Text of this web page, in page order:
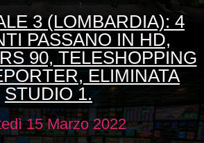
3 (LOMBARDIA): 4
PASSANO IN HD,
90, TELESHOPPING
ELIMINATA
STUDIO 1.
15 Marzo 2022